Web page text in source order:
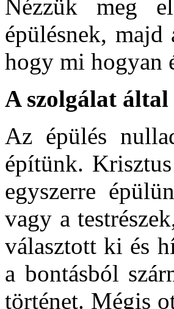
Nézzük meg
épülésnek,
hogy mi hogyan
A szolgálat
Az épülés
építünk.
egyszerre
vagy a
választott ki és
a bontásból
történet. Mégis